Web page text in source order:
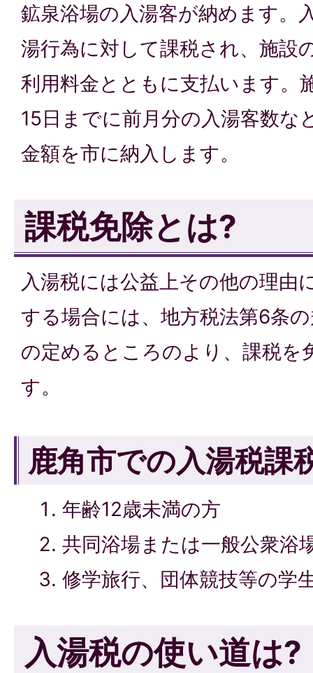
鉱泉浴場の入湯客が納めます。
湯行為に対して課税され、施設
利用料金とともに支払います。
15日までに前月分の入湯客数な
金額を市に納入します。
課税免除とは?
入湯税には公益上その他の理由
する場合には、地方税法第6条
の定めるところのより、課税を
す。
鹿角市での入湯税課
年齢12歳未満の方
共同浴場または一般公衆浴
修学旅行、団体競技等の学
入湯税の使い道は?